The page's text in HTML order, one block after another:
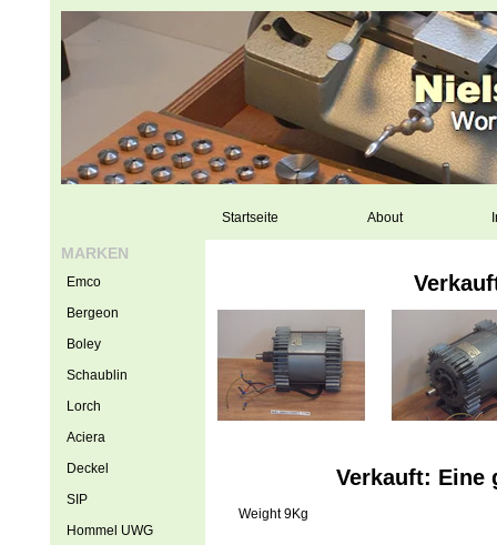
Startseite About
Verkauft: Eine
Weight 9Kg
MARKEN
Emco
Bergeon
Boley
Schaublin
Lorch
Aciera
Deckel
SIP
Hommel UWG